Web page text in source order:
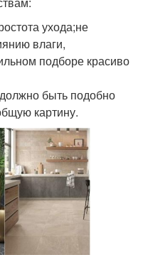
ухода;не
влаги,
подборе красиво
быть подобно
картину.